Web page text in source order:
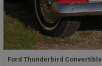
Ford Thunderbird Convertible